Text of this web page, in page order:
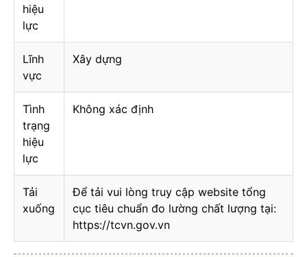
hiệu
lực
Lĩnh
vực
Xây dựng
Tình
trạng
hiệu
lực
Không xác định
Tải
xuống
Để tải vui lòng truy cập website tổng
cục tiêu chuẩn đo lường chất lượng tại:
https://tcvn.gov.vn